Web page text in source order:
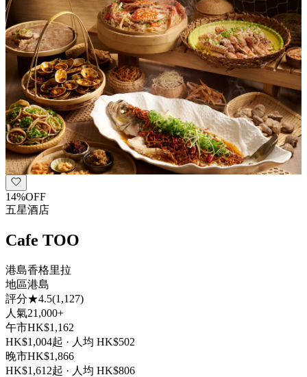
14%OFF
五星酒店
Cafe TOO
港島香格里拉
地區港島
評分★4.5(1,127)
人氣21,000+
午市HK$1,162
HK$1,004起 · 人均 HK$502
晚市HK$1,866
HK$1,612起 · 人均 HK$806